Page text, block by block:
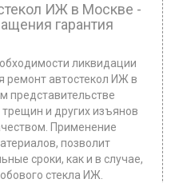
ИЖ в Москве -
гарантия
ликвидации
ремонт автостекол ИЖ в
представительстве
и других изъянов
Применение
позволит
сроки, как и в случае,
стекла ИЖ.